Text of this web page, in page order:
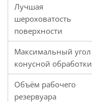
Лучшая
шероховатость
поверхности
Максимальный угол
конусной обработки
Объём рабочего
резервуара